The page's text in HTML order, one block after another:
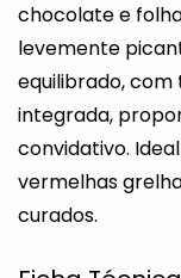
chocolate e
levemente
equilibrado, com
integrada,
convidativo.
vermelhas
curados.